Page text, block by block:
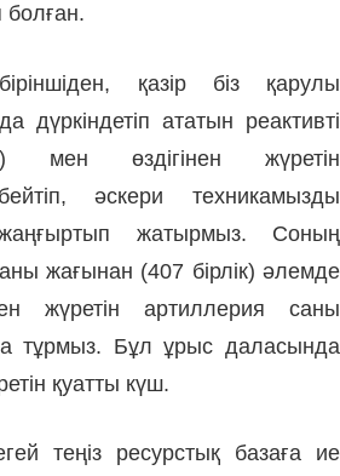
болған.
қазір біз қарулы
дүр­кіндетіп ататын реактивті
мен өздігінен жүретін
әскери техникамызды
жатырмыз. Соның
жағынан (407 бірлік) әлемде
жүретін артиллерия саны
тұр­мыз. Бұл ұрыс даласында
қуатты күш.
теңіз ре­сурстық базаға ие